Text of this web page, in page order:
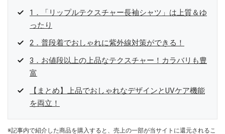
1．「リップルテクスチャー長袖シャツ」は上質＆ゆ
ったり
2．普段着でおしゃれに紫外線対策ができる！
3．お値段以上の上品なテクスチャー！カラバリも豊
富
【まとめ】上品でおしゃれなデザインとUVケア機能
を両立！
※記事内で紹介した商品を購入すると、売上の一部が当サイトに還元されるこ